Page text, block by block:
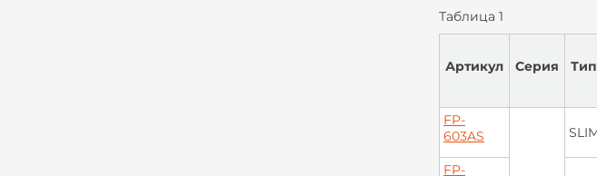
Таблица 1
Артикул Серия
FP-
603AS
FP-